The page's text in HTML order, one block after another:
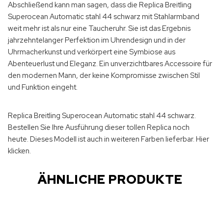
Abschließend kann man sagen, dass die Replica Breitling
Superocean Automatic stahl 44 schwarz mit Stahlarmband
weit mehr ist als nur eine Taucheruhr. Sie ist das Ergebnis
jahrzehntelanger Perfektion im Uhrendesign und in der
Uhrmacherkunst und verkörpert eine Symbiose aus
Abenteuerlust und Eleganz. Ein unverzichtbares Accessoire für
den modernen Mann, der keine Kompromisse zwischen Stil
und Funktion eingeht.
Replica Breitling Superocean Automatic stahl 44 schwarz.
Bestellen Sie Ihre Ausführung dieser tollen Replica noch
heute. Dieses Modell ist auch in weiteren Farben lieferbar. Hier
klicken.
ÄHNLICHE PRODUKTE